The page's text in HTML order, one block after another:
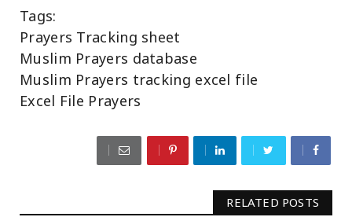
Tags:
Prayers Tracking sheet
Muslim Prayers database
Muslim Prayers tracking excel file
Excel File Prayers
RELATED POSTS